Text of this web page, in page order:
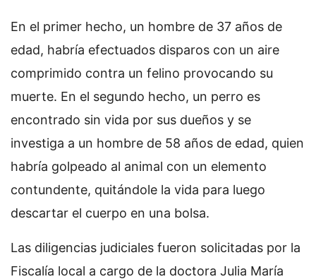
En el primer hecho, un hombre de 37 años de
edad, habría efectuados disparos con un aire
comprimido contra un felino provocando su
muerte. En el segundo hecho, un perro es
encontrado sin vida por sus dueños y se
investiga a un hombre de 58 años de edad, quien
habría golpeado al animal con un elemento
contundente, quitándole la vida para luego
descartar el cuerpo en una bolsa.
Las diligencias judiciales fueron solicitadas por la
Fiscalía local a cargo de la doctora Julia María